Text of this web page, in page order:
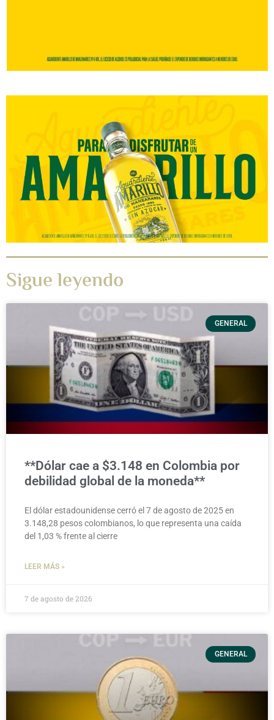
Sigue leyendo
GENERAL
**Dólar cae a $3.148 en Colombia por
debilidad global de la moneda**
El dólar estadounidense cerró el 7 de agosto de 2025 en
3.148,28 pesos colombianos, lo que representa una caída
del 1,03 % frente al cierre
LEER MÁS »
7 de agosto de 2026
GENERAL